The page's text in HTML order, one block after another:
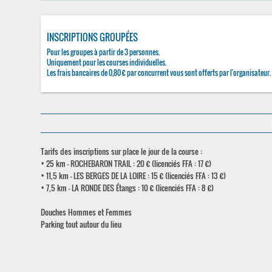
INSCRIPTIONS GROUPÉES
Pour les groupes à partir de 3 personnes.
Uniquement pour les courses individuelles.
Les frais bancaires de 0,80 € par concurrent vous sont offerts par l'organisateur.
Tarifs des inscriptions sur place le jour de la course :
• 25 km - ROCHEBARON TRAIL : 20 € (licenciés FFA : 17 €)
• 11,5 km - LES BERGES DE LA LOIRE : 15 € (licenciés FFA : 13 €)
• 7,5 km - LA RONDE DES Étangs : 10 € (licenciés FFA : 8 €)
Douches Hommes et Femmes
Parking tout autour du lieu